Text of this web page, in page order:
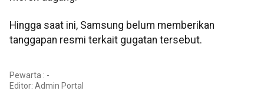
Hingga saat ini, Samsung belum memberikan
tanggapan resmi terkait gugatan tersebut.
Pewarta : -
Editor: Admin Portal